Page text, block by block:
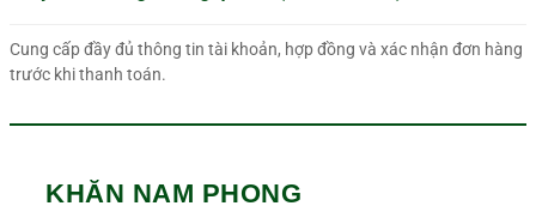
Cung cấp đầy đủ thông tin tài khoản, hợp đồng và xác nhận đơn hàng
trước khi thanh toán.
KHĂN NAM PHONG